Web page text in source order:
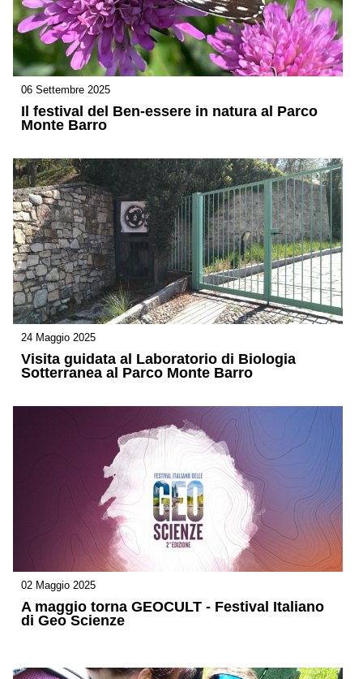
06 Settembre 2025
Il festival del Ben-essere in natura al Parco
Monte Barro
24 Maggio 2025
Visita guidata al Laboratorio di Biologia
Sotterranea al Parco Monte Barro
02 Maggio 2025
A maggio torna GEOCULT - Festival Italiano
di Geo Scienze